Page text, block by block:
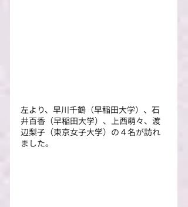
左より、早川千鶴（早稲田大学）、石
井百香（早稲田大学）、上西萌々、渡
辺梨子（東京女子大学）の４名が訪れ
ました。